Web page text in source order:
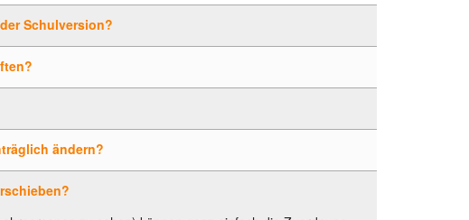
Schulversion?
ändern?